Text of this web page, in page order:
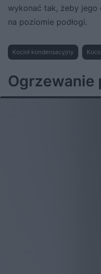
wykonać tak, żeby jego
na poziomie podłogi.
Kocioł kondensacyjny
Ogrzewanie